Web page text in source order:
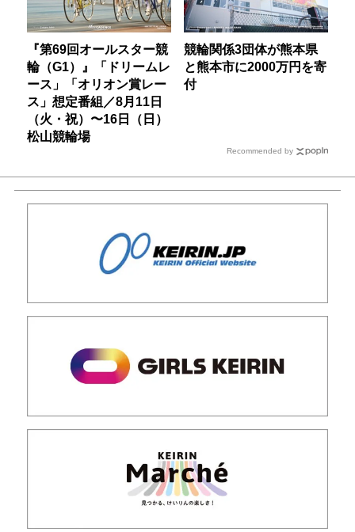
『第69回オールスター競
輪（G1）』「ドリームレ
ース」「オリオン賞レー
ス」想定番組／8月11日
（火・祝）〜16日（日）
松山競輪場
競輪関係3団体が熊本県
と熊本市に2000万円を寄
付
Recommended by